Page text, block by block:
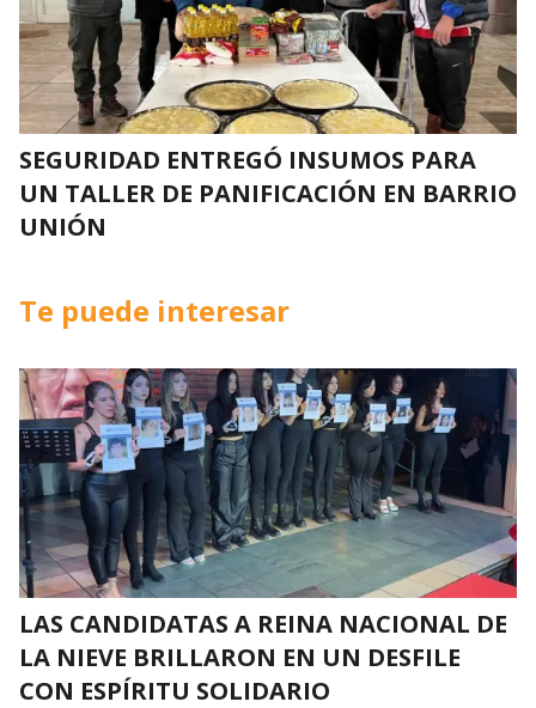
SEGURIDAD ENTREGÓ INSUMOS PARA
UN TALLER DE PANIFICACIÓN EN BARRIO
UNIÓN
Te puede interesar
LAS CANDIDATAS A REINA NACIONAL DE
LA NIEVE BRILLARON EN UN DESFILE
CON ESPÍRITU SOLIDARIO